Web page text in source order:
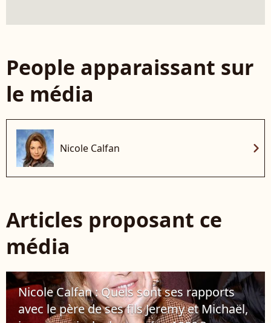
People apparaissant sur
le média
Nicole Calfan chevron_right
Articles proposant ce
média
Nicole Calfan : Quels sont ses rapports
avec le père de ses fils Jeremy et Michaël,